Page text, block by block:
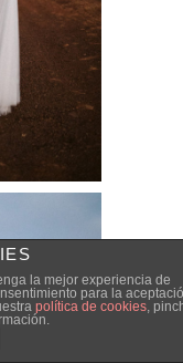
la mejor experiencia de
para la
política de cookies,